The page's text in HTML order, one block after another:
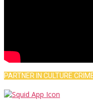
PARTNER IN CULTURE